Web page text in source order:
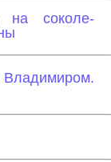
на соколе-